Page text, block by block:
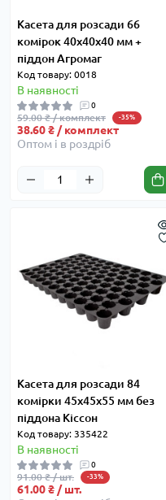
Касета для розсади 66
комірок 40x40x40 мм +
піддон Агромаг
Код товару: 0018
В наявності
0
59.00 ₴ / комплект -35%
38.60 ₴ / комплект
Оптом і в роздріб
Касета для розсади 84
комірки 45x45x55 мм без
піддона Кіссон
Код товару: 335422
В наявності
0
91.00 ₴ / шт. -33%
61.00 ₴ / шт.